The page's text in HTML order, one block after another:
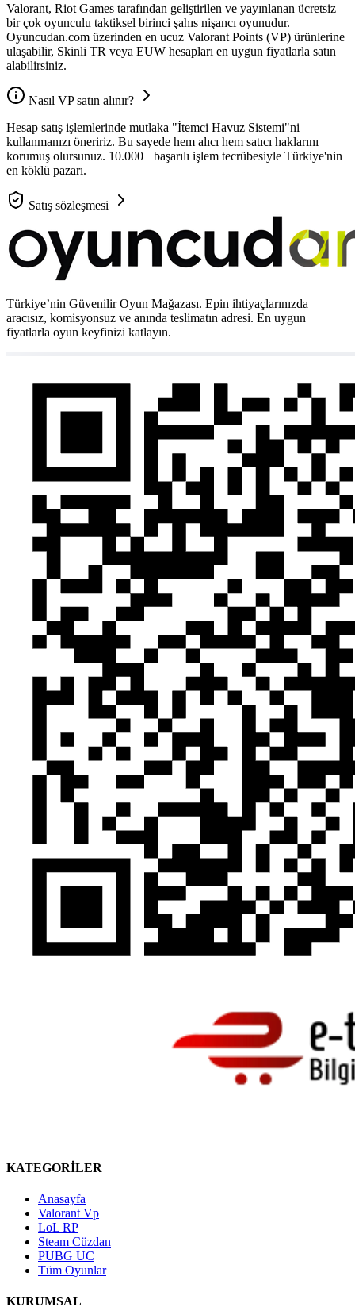
Valorant, Riot Games tarafından geliştirilen ve yayınlanan ücretsiz
bir çok oyunculu taktiksel birinci şahıs nişancı oyunudur.
Oyuncudan.com üzerinden en ucuz Valorant Points (VP) ürünlerine
ulaşabilir, Skinli TR veya EUW hesapları en uygun fiyatlarla satın
alabilirsiniz.
Nasıl VP satın alınır?
Hesap satış işlemlerinde mutlaka "İtemci Havuz Sistemi"ni
kullanmanızı öneririz. Bu sayede hem alıcı hem satıcı haklarını
korumuş olursunuz. 10.000+ başarılı işlem tecrübesiyle Türkiye'nin
en köklü pazarı.
Satış sözleşmesi
Türkiye’nin Güvenilir Oyun Mağazası. Epin ihtiyaçlarınızda
aracısız, komisyonsuz ve anında teslimatın adresi. En uygun
fiyatlarla oyun keyfinizi katlayın.
KATEGORİLER
Anasayfa
Valorant Vp
LoL RP
Steam Cüzdan
PUBG UC
Tüm Oyunlar
KURUMSAL